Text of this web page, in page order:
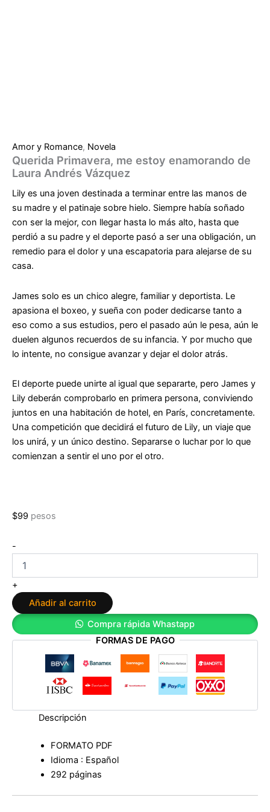
Amor y Romance, Novela
Querida Primavera, me estoy enamorando de
Laura Andrés Vázquez
Lily es una joven destinada a terminar entre las manos de
su madre y el patinaje sobre hielo. Siempre había soñado
con ser la mejor, con llegar hasta lo más alto, hasta que
perdió a su padre y el deporte pasó a ser una obligación, un
remedio para el dolor y una escapatoria para alejarse de su
casa.
James solo es un chico alegre, familiar y deportista. Le
apasiona el boxeo, y sueña con poder dedicarse tanto a
eso como a sus estudios, pero el pasado aún le pesa, aún le
duelen algunos recuerdos de su infancia. Y por mucho que
lo intente, no consigue avanzar y dejar el dolor atrás.
El deporte puede unirte al igual que separarte, pero James y
Lily deberán comprobarlo en primera persona, conviviendo
juntos en una habitación de hotel, en París, concretamente.
Una competición que decidirá el futuro de Lily, un viaje que
los unirá, y un único destino. Separarse o luchar por lo que
comienzan a sentir el uno por el otro.
$99 pesos
-
Primavera,
me
estoy
enamorando
Laura
Vázquez
cantidad
+
Añadir al carrito
Compra rápida Whastapp
FORMAS DE PAGO
Descripción
FORMATO PDF
Idioma : Español
292 páginas